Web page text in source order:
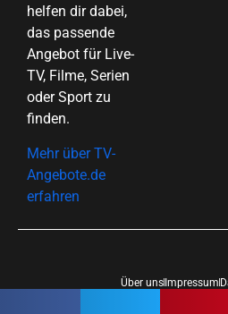
helfen dir dabei,
das passende
Angebot für Live-
TV, Filme, Serien
oder Sport zu
finden.
Mehr über TV-
Angebote.de
erfahren
Über unsImpressum